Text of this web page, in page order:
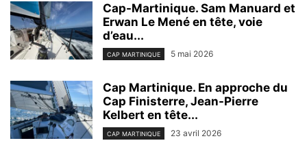
Cap-Martinique. Sam Manuard et
Erwan Le Mené en tête, voie
d’eau...
CAP MARTINIQUE 5 mai 2026
Cap Martinique. En approche du
Cap Finisterre, Jean-Pierre
Kelbert en tête...
CAP MARTINIQUE 23 avril 2026